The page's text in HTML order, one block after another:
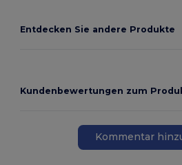
Entdecken Sie andere Produkte
Kundenbewertungen zum
Kommentar